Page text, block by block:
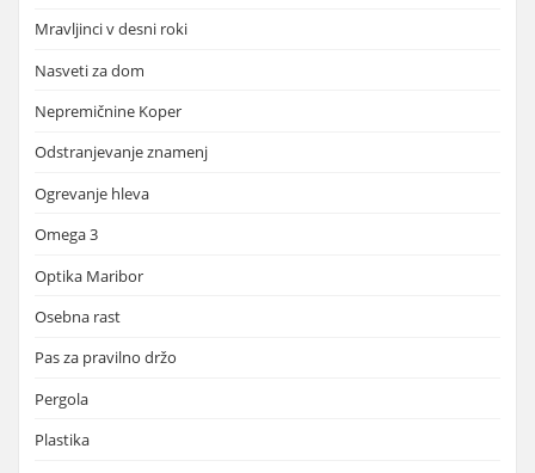
Mravljinci v desni roki
Nasveti za dom
Nepremičnine Koper
Odstranjevanje znamenj
Ogrevanje hleva
Omega 3
Optika Maribor
Osebna rast
Pas za pravilno držo
Pergola
Plastika